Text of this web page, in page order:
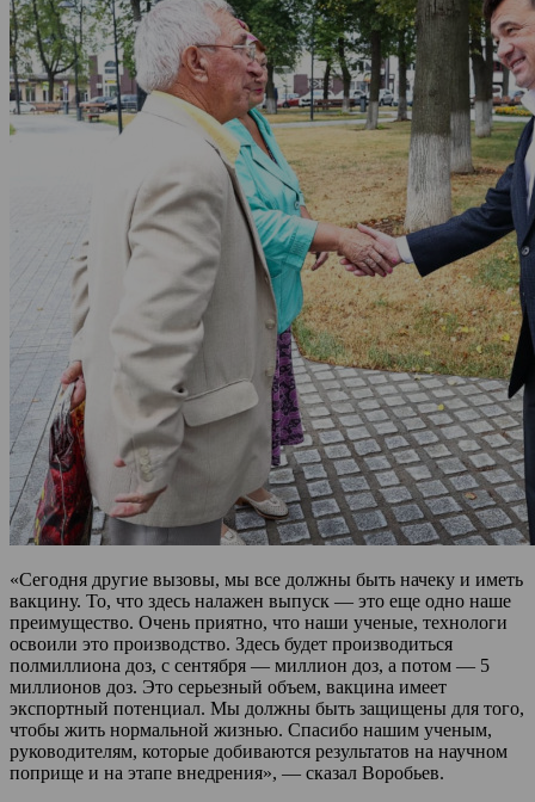
«Сегодня другие вызовы, мы все должны быть начеку и иметь
вакцину. То, что здесь налажен выпуск — это еще одно наше
преимущество. Очень приятно, что наши ученые, технологи
освоили это производство. Здесь будет производиться
полмиллиона доз, с сентября — миллион доз, а потом — 5
миллионов доз. Это серьезный объем, вакцина имеет
экспортный потенциал. Мы должны быть защищены для того,
чтобы жить нормальной жизнью. Спасибо нашим ученым,
руководителям, которые добиваются результатов на научном
поприще и на этапе внедрения», — сказал Воробьев.